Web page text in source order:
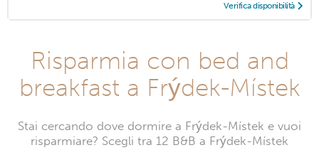
Verifica disponibilità
Risparmia con bed and
breakfast a Frýdek-Místek
Stai cercando dove dormire a Frýdek-Místek e vuoi
risparmiare? Scegli tra 12 B&B a Frýdek-Místek